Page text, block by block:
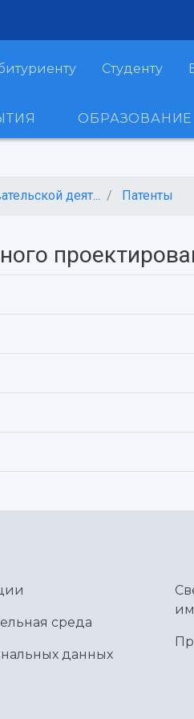
Студенту
ОБРАЗОВАНИЕ
деят... Патенты
среда
данных